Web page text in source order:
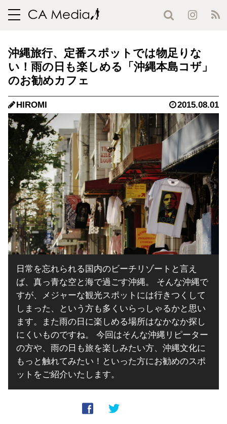
toggle
沖縄旅行、定番スポットでは物足りな
い！雨の日も楽しめる「沖縄本島コザ」
のお勧めカフェ
HIROMI 2015.08.01
日常を忘れられる国内のビーチリゾートと言え
ば、真っ青な空と海で過ごす沖縄。 そんな沖縄で
すが、メジャーな観光スポットには行きつくして
しまった、という方も多くいらっしゃるかと思い
ます。また雨の日に楽しめる場所はなかなか探し
にくいものですね。 今回はそんな沖縄リピーター
の方や、雨の日も旅を楽しみたい方、沖縄文化に
もっと触れてみたい！といった方にお勧めのスポ
ットをご紹介いたします。